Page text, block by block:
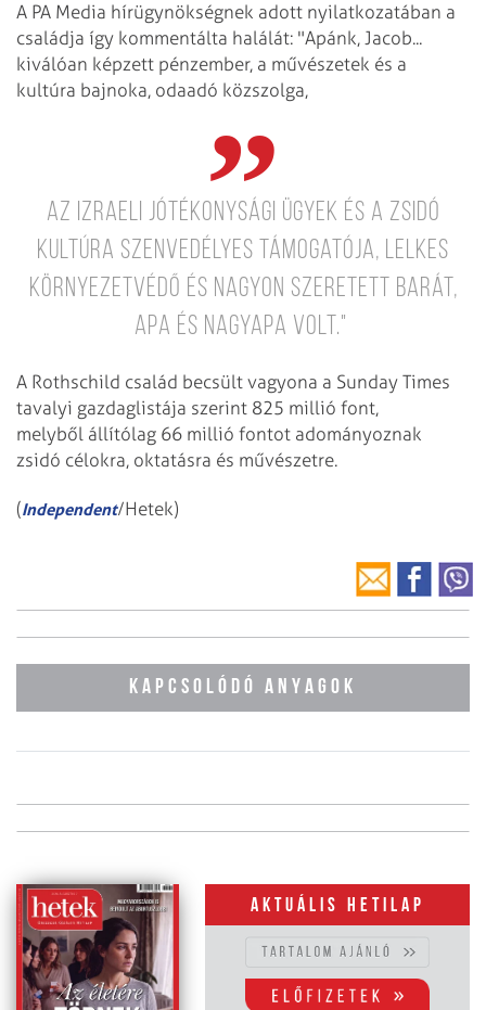
A PA Media hírügynökségnek adott nyilatkozatában a
családja így kommentálta halálát: "Apánk, Jacob...
kiválóan képzett pénzember, a művészetek és a
kultúra bajnoka, odaadó közszolga,
az izraeli jótékonysági ügyek és a zsidó
kultúra szenvedélyes támogatója, lelkes
környezetvédő és nagyon szeretett barát,
apa és nagyapa volt."
A Rothschild család becsült vagyona a Sunday Times
tavalyi gazdaglistája szerint 825 millió font,
melyből állítólag 66 millió fontot adományoznak
zsidó célokra, oktatásra és művészetre.
(Independent/Hetek)
KAPCSOLÓDÓ ANYAGOK
Aktuális hetilap